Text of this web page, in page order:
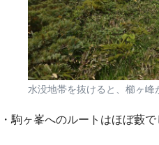
水没地帯を抜けると、櫛ヶ峰
・駒ヶ峯へのルートはほぼ藪で